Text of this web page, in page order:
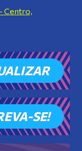
Centro,
SE!